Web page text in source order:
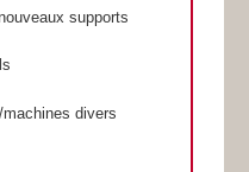
supports
divers